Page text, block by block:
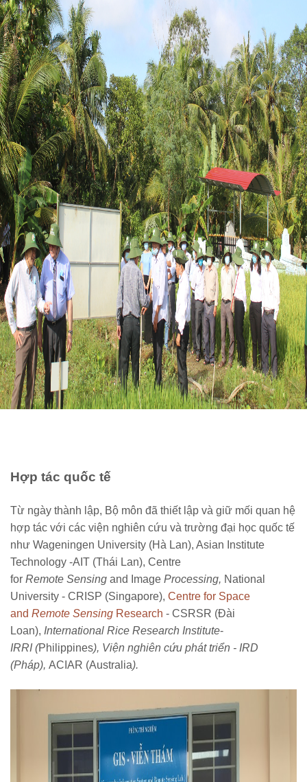
Hợp tác quốc tế
Từ ngày thành lập, Bộ môn đã thiết lập và giữ mối quan hệ
hợp tác với các viện nghiên cứu và trường đại học quốc tế
như Wageningen University (Hà Lan), Asian Institute
Technology -AIT (Thái Lan), Centre
for Remote Sensing and Image Processing, National
University - CRISP (Singapore), Centre for Space
and Remote Sensing Research - CSRSR (Đài
Loan), International Rice Research Institute-
IRRI(Philippines), Viện nghiên cứu phát triển - IRD
(Pháp), ACIAR (Australia).